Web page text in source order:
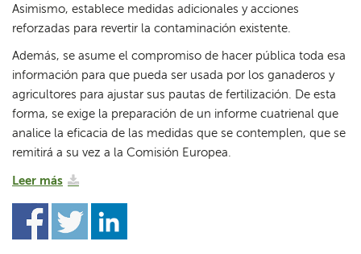
Asimismo, establece medidas adicionales y acciones
reforzadas para revertir la contaminación existente.
Además, se asume el compromiso de hacer pública toda esa
información para que pueda ser usada por los ganaderos y
agricultores para ajustar sus pautas de fertilización. De esta
forma, se exige la preparación de un informe cuatrienal que
analice la eficacia de las medidas que se contemplen, que se
remitirá a su vez a la Comisión Europea.
Leer más